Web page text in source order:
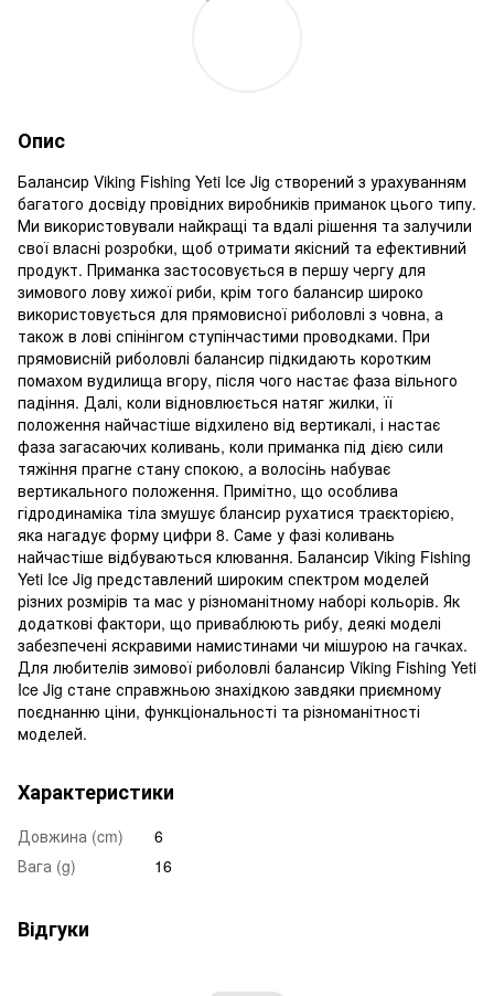
Опис
Балансир Viking Fishing Yeti Ice Jig створений з урахуванням
багатого досвіду провідних виробників приманок цього типу.
Ми використовували найкращі та вдалі рішення та залучили
свої власні розробки, щоб отримати якісний та ефективний
продукт. Приманка застосовується в першу чергу для
зимового лову хижої риби, крім того балансир широко
використовується для прямовисної риболовлі з човна, а
також в лові спінінгом ступінчастими проводками. При
прямовисній риболовлі балансир підкидають коротким
помахом вудилища вгору, після чого настає фаза вільного
падіння. Далі, коли відновлюється натяг жилки, її
положення найчастіше відхилено від вертикалі, і настає
фаза загасаючих коливань, коли приманка під дією сили
тяжіння прагне стану спокою, а волосінь набуває
вертикального положення. Примітно, що особлива
гідродинаміка тіла змушує блансир рухатися траєкторією,
яка нагадує форму цифри 8. Саме у фазі коливань
найчастіше відбуваються клювання. Балансир Viking Fishing
Yeti Ice Jig представлений широким спектром моделей
різних розмірів та мас у різноманітному наборі кольорів. Як
додаткові фактори, що приваблюють рибу, деякі моделі
забезпечені яскравими намистинами чи мішурою на гачках.
Для любителів зимової риболовлі балансир Viking Fishing Yeti
Ice Jig стане справжньою знахідкою завдяки приємному
поєднанню ціни, функціональності та різноманітності
моделей.
Характеристики
Довжина (cm)
6
Вага (g)
16
Відгуки